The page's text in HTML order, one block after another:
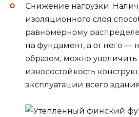
Снижение нагрузки.
изоляционного слоя
равномерному
на фундамент, а от него —
образом, можно увеличить
износостойкость
эксплуатации всего